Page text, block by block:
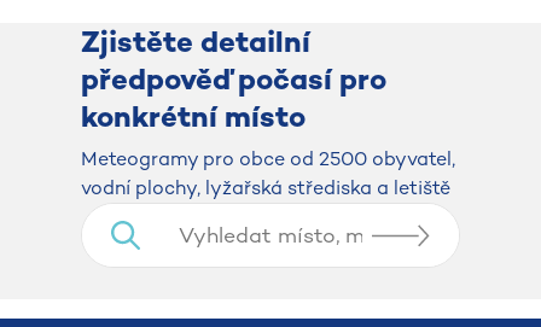
Zjistěte detailní
předpověď počasí pro
konkrétní místo
​​​​​​​Meteogramy pro obce od 2500 obyvatel,
vodní plochy, lyžařská střediska a letiště